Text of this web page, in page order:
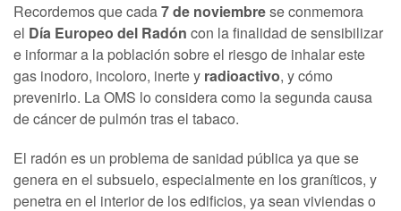
Recordemos que cada7 de noviembrese conmemora
el Día Europeo del Radón con la finalidad de sensibilizar
e informar a la población sobre el riesgo de inhalar este
gas inodoro, incoloro, inerte y radioactivo, y cómo
prevenirlo. La OMS lo considera como la segunda causa
de cáncer de pulmón tras el tabaco.
El radón es un problema de sanidad pública ya que se
genera en el subsuelo, especialmente en los graníticos, y
penetra en el interior de los edificios, ya sean viviendas o